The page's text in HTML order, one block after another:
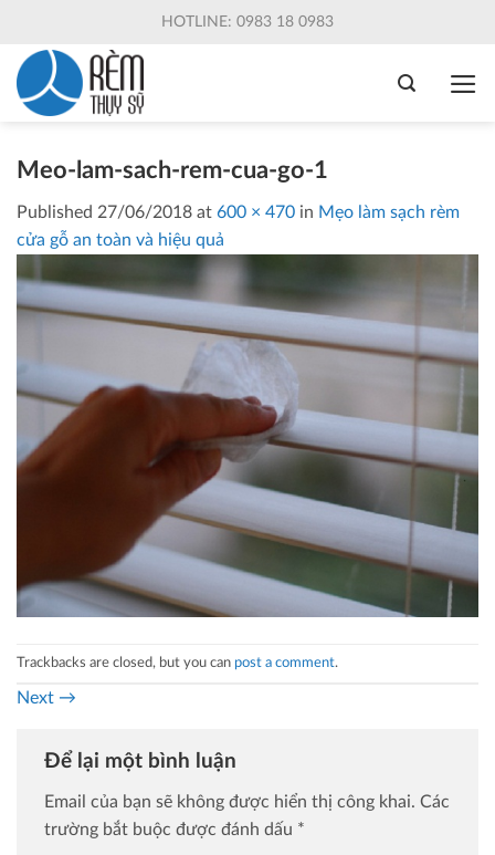
content
HOTLINE: 0983 18 0983
Meo-lam-sach-rem-cua-go-1
Published 27/06/2018 at 600 × 470 in Mẹo làm sạch rèm
cửa gỗ an toàn và hiệu quả
Trackbacks are closed, but you can post a comment.
Next →
Để lại một bình luận
Email của bạn sẽ không được hiển thị công khai. Các
trường bắt buộc được đánh dấu *